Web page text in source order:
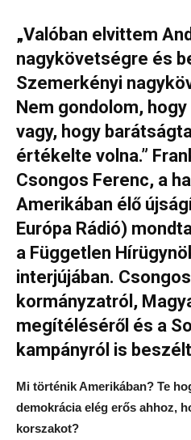
„Valóban elvittem
nagykövetségre és
Szemerkényi
Nem gondolom,
vagy, hogy
értékelte volna.”
Csongos Ferenc, a
Amerikában élő
Európa Rádió)
a Független
interjújában.
kormányzatról,
megítéléséről és a
kampányról is
Mi történik Amerikában? Te
demokrácia elég erős ahhoz,
korszakot?